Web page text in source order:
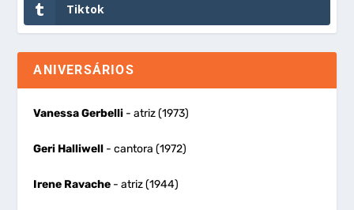
Tiktok
ANIVERSÁRIOS
Vanessa Gerbelli - atriz (1973)
Geri Halliwell - cantora (1972)
Irene Ravache - atriz (1944)